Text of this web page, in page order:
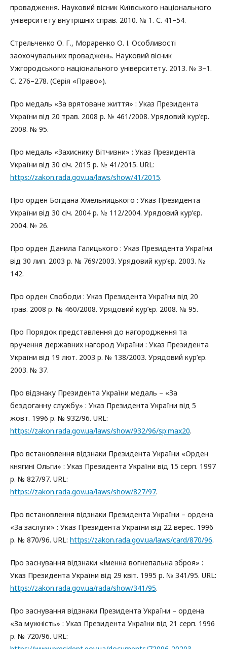
провадження. Науковий вісник Київського національного
університету внутрішніх справ. 2010. № 1. С. 41–54.
Стрельченко О. Г., Мораренко О. І. Особливості
заохочувальних проваджень. Науковий вісник
Ужгородського національного університету. 2013. № 3–1.
С. 276–278. (Серія «Право»).
Про медаль «За врятоване життя» : Указ Президента
України від 20 трав. 2008 р. № 461/2008. Урядовий кур’єр.
2008. № 95.
Про медаль «Захиснику Вітчизни» : Указ Президента
України від 30 січ. 2015 р. № 41/2015. URL:
https://zakon.rada.gov.ua/laws/show/41/2015.
Про орден Богдана Хмельницького : Указ Президента
України від 30 січ. 2004 р. № 112/2004. Урядовий кур’єр.
2004. № 26.
Про орден Данила Галицького : Указ Президента України
від 30 лип. 2003 р. № 769/2003. Урядовий кур’єр. 2003. №
142.
Про орден Свободи : Указ Президента України від 20
трав. 2008 р. № 460/2008. Урядовий кур’єр. 2008. № 95.
Про Порядок представлення до нагородження та
вручення державних нагород України : Указ Президента
України від 19 лют. 2003 р. № 138/2003. Урядовий кур’єр.
2003. № 37.
Про відзнаку Президента України медаль – «За
бездоганну службу» : Указ Президента України від 5
жовт. 1996 р. № 932/96. URL:
https://zakon.rada.gov.ua/laws/show/932/96/sp:max20.
Про встановлення відзнаки Президента України «Орден
княгині Ольги» : Указ Президента України від 15 серп. 1997
р. № 827/97. URL:
https://zakon.rada.gov.ua/laws/show/827/97.
Про встановлення відзнаки Президента України – ордена
«За заслуги» : Указ Президента України від 22 верес. 1996
р. № 870/96. URL: https://zakon.rada.gov.ua/laws/card/870/96.
Про заснування відзнаки «Іменна вогнепальна зброя» :
Указ Президента України від 29 квіт. 1995 р. № 341/95. URL:
https://zakon.rada.gov.ua/rada/show/341/95.
Про заснування відзнаки Президента України – ордена
«За мужність» : Указ Президента України від 21 серп. 1996
р. № 720/96. URL: